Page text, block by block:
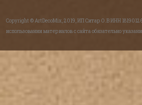
Copyright © ArtDecoMix, 2019, ИП Ситар О.В ИНН
использовании материалов с сайта обязательно